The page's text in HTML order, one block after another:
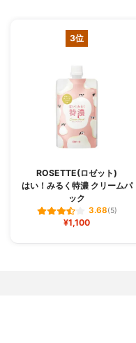
3位
ROSETTE(ロゼット)
はい！みるく特濃 クリームパ
ック
3.68(5)
¥1,100